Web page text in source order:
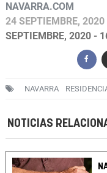
NAVARRA.COM
24 SEPTIEMBRE,
SEPTIEMBRE, 2020 -
NAVARRA
NOTICIAS